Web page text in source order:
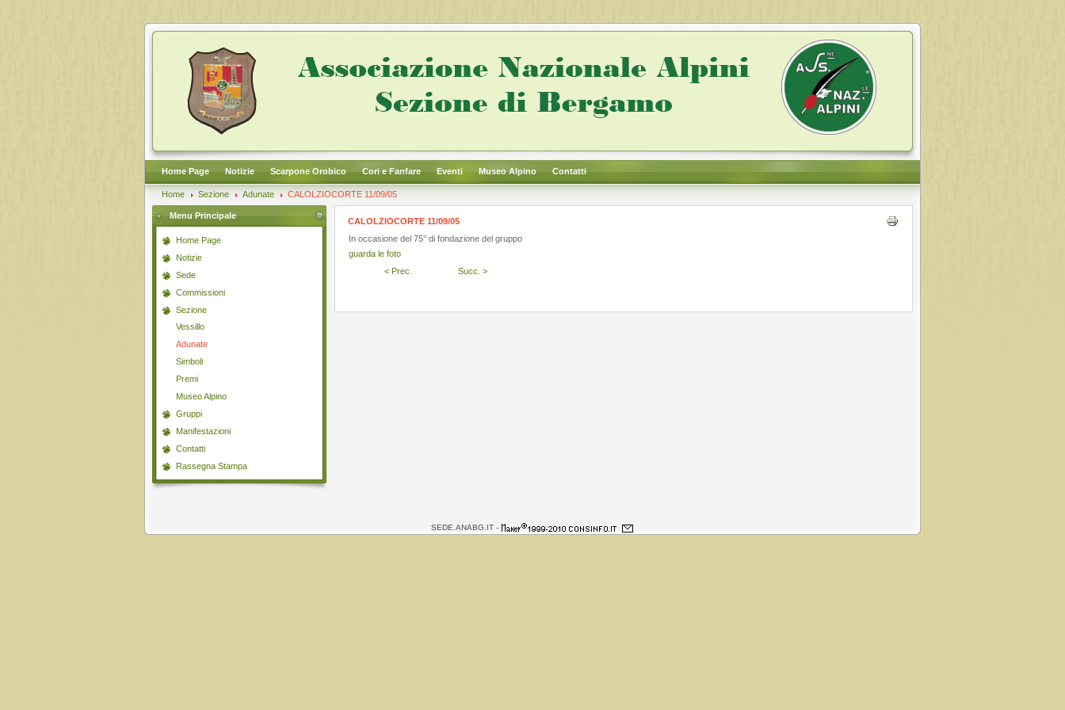
Home Page Notizie Scarpone Orobico Cori e Fanfare Eventi Museo Alpino Contatti
Home Sezione Adunate CALOLZIOCORTE 11/09/05
Menu Principale
Home Page
Notizie
Sede
Commissioni
Sezione
Vessillo
Adunate
Simboli
Premi
Museo Alpino
Gruppi
Manifestazioni
Contatti
Rassegna Stampa
CALOLZIOCORTE 11/09/05
In occasione del 75° di fondazione del gruppo
guarda le foto
< Prec.
Succ. >
SEDE.ANABG.IT -